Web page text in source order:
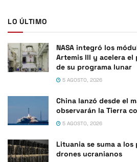
LO ÚLTIMO
NASA integró los
Artemis III y acelera
de su programa lunar
5 AGOSTO, 2026
China lanzó desde el
observarán la Tierra
5 AGOSTO, 2026
Lituania se suma a
drones ucranianos